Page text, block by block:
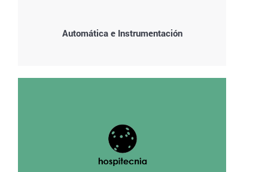
Automática e Instrumentación